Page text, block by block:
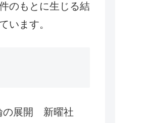
のもとに生じる結
います。
の展開 新曜社